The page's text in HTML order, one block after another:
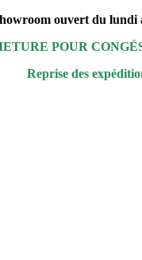
ouvert du lundi
POUR
Reprise des